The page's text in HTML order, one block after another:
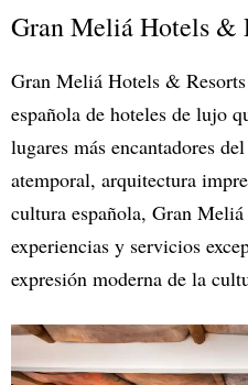
Gran Meliá Hotels &
Gran Meliá Hotels &
española de hoteles de lujo
lugares más encantadores
atemporal, arquitectura
cultura española, Gran
experiencias y servicios
expresión moderna de la